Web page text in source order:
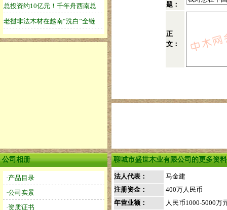
公司相册
·产品目录
·公司实景
·资质证书
题：
正
文：
聊城市盛世木业有限公司的更多资料
法人代表：
马金建
注册资金：
400万人民币
年营业额：
人民币1000-5000万